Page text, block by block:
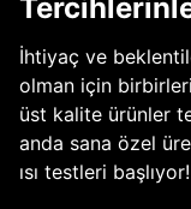
İhtiyaç ve
olman için
üst kalite ürünler
anda sana özel
ısı testleri başlıyor!